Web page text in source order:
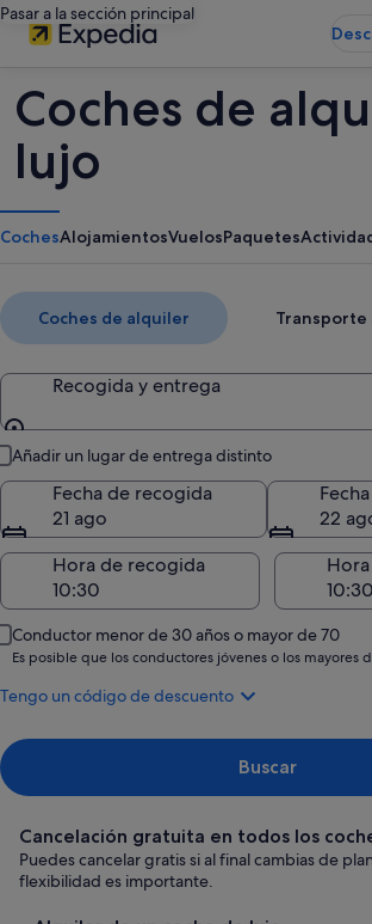
Pasar a la sección principal
Coches de
lujo
CochesAlojamientosVuelosPaquetes
Coches de alquiler
Recogida y entrega
Añadir un lugar de entrega distinto
Fecha de recogida
21 ago
22
Hora de recogida
Conductor menor de 30 años o mayor de 70
Es posible que los conductores jóvenes o los mayores
Tengo un código de descuento
Buscar
Cancelación gratuita en todos los
Puedes cancelar gratis si al final cambias de
flexibilidad es importante.